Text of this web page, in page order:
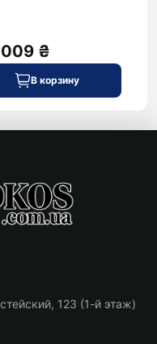
₴
В корзину
123 (1-й этаж)